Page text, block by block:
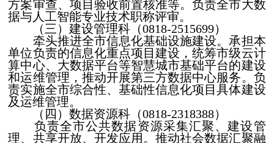
方案审查、项目验收前置核准等。负责全市大数
据与人工智能专业技术职称评审。
（三）建设管理科（0818-2515699）
牵头推进全市信息化基础设施建设。承担本
单位负责的信息化重点项目建设，统筹市级云计
算中心、大数据平台等智慧城市基础平台的建设
和运维管理，推动开展第三方数据中心服务。负
责实施全市综合性、基础性信息化项目具体建设
及运维管理。
（四）数据资源科（0818-2318388）
负责全市公共数据资源采集汇聚、建设管
理、共享开放、开发应用。推动社会数据汇聚融